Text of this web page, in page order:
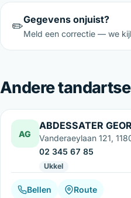
✏️Gegevens onjuist?
Meld een correctie — we
Andere
AG
ABDESSATER
Vanderaeylaan 121,
02 345 67 85
Ukkel
Bellen Route